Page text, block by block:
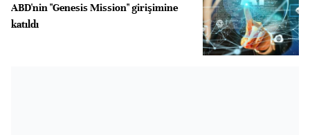
ABD'nin "Genesis Mission" girişimine
katıldı